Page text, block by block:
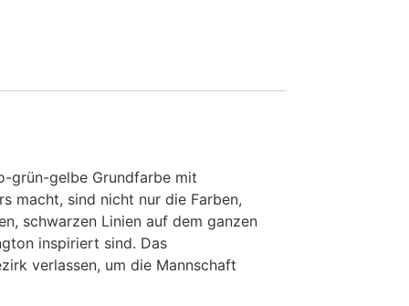
grün-gelbe Grundfarbe mit
macht, sind nicht nur die Farben,
schwarzen Linien auf dem ganzen
inspiriert sind. Das
verlassen, um die Mannschaft